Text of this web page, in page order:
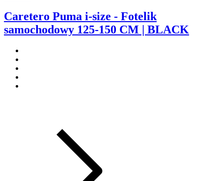
Caretero Puma i-size - Fotelik
samochodowy 125-150 CM | BLACK